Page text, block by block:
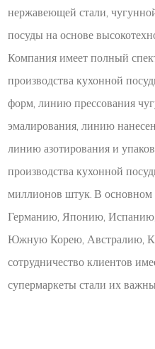
нержавеющей стали,
посуды на основе
Компания имеет полный
производства кухонной
форм, линию прессования
эмалирования, линию
линию азотирования и
производства кухонной
миллионов штук. В
Германию, Японию,
Южную Корею, Австралию,
сотрудничество клиентов
супермаркеты стали их